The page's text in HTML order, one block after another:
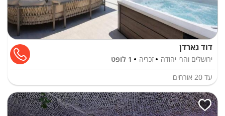
דוד גארדן
ירושלים והרי יהודה זכריה
1 לופט
עד 20 אורחים